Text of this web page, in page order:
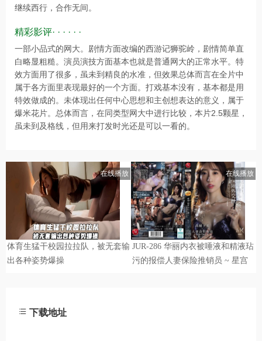
继续西行，合作无间。
精彩影评· · · · · ·
一部小品式的网大。剧情方面改编的西游记狮驼岭，剧情简单直
白略显粗糙。演员演技方面基本也就是普通网大的正常水平。特
效方面用了很多，虽未到精良的水准，但效果总体而言在全片中
属于各方面里表现最好的一个方面。打戏基本没有，基本都是用
特效做成的。未体现出任何中心思想和主创想表达的意义，属于
爆米花片。总体而言，在同类型网大中进行比较，本片2.5颗星，
虽未到及格线，但用来打发时光还是可以一看的。
下载地址